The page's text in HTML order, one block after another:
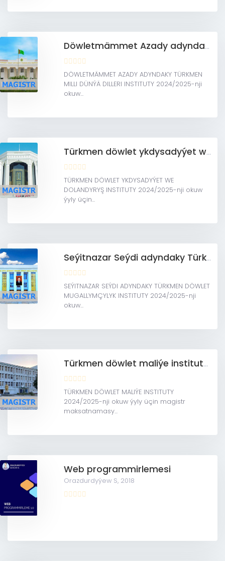
Döwletmämmet Azady adyndaky Türkmen milli dünýä dilleri instituty (Magistratura)
DÖWLETMÄMMET AZADY ADYNDAKY TÜRKMEN
MILLI DÜNÝÄ DILLERI INSTITUTY 2024/2025-nji
okuw...
Türkmen döwlet ykdysadyýet we dolandyryş instituty (Magistratura)
TÜRKMEN DÖWLET YKDYSADYÝET WE
DOLANDYRYŞ INSTITUTY 2024/2025-nji okuw
ýyly üçin...
Seýitnazar Seýdi adyndaky Türkmen döwlet mugallymçylyk instituty (Magistratura)
SEÝITNAZAR SEÝDI ADYNDAKY TÜRKMEN DÖWLET
MUGALLYMÇYLYK INSTITUTY 2024/2025-nji
okuw...
Türkmen döwlet maliýe instituty (Magistratura)
TÜRKMEN DÖWLET MALIÝE INSTITUTY
2024/2025-nji okuw ýyly üçin magistr
maksatnamasy...
Web programmirlemesi
Orazdurdyýew S, 2018